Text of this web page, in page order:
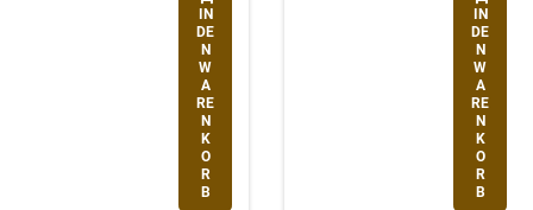
IN
DE
N
W
A
RE
N
K
O
R
B
IN
DE
N
W
A
RE
N
K
O
R
B